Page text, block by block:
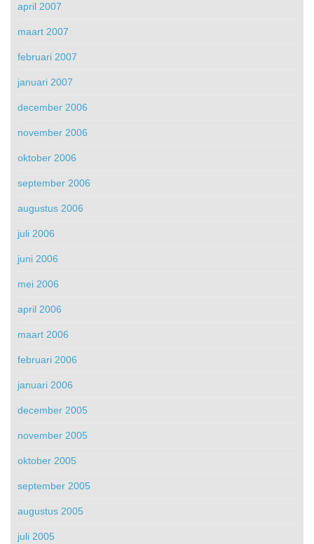
april 2007
maart 2007
februari 2007
januari 2007
december 2006
november 2006
oktober 2006
september 2006
augustus 2006
juli 2006
juni 2006
mei 2006
april 2006
maart 2006
februari 2006
januari 2006
december 2005
november 2005
oktober 2005
september 2005
augustus 2005
juli 2005